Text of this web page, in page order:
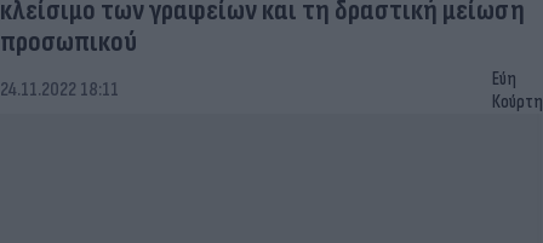
κλείσιμο των γραφείων και τη δραστική μείωση
προσωπικού
24.11.2022 18:11
Εύη
Κούρτη